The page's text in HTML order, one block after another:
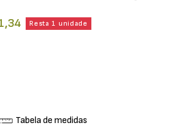
,34 Resta 1 unidade
Tabela de medidas